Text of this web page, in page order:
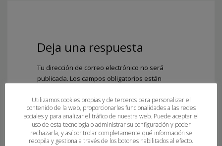
Deja una respuesta
Tu dirección de correo electrónico no será
publicada. Los campos obligatorios están
Comentario*
Utilizamos cookies propias y de terceros para personalizar el
contenido de la web, proporcionarles funcionalidades a las redes
sociales y para analizar el tráfico de nuestra web. Puede aceptar el
uso de esta tecnología o administrar su configuración y poder
rechazarla, y así controlar completamente qué información se
recopila y gestiona a través de los botones habilitados al efecto.